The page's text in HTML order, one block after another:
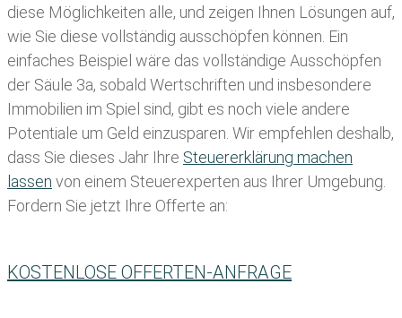
diese Möglichkeiten alle, und zeigen Ihnen Lösungen auf,
wie Sie diese vollständig ausschöpfen können. Ein
einfaches Beispiel wäre das vollständige Ausschöpfen
der Säule 3a, sobald Wertschriften und insbesondere
Immobilien im Spiel sind, gibt es noch viele andere
Potentiale um Geld einzusparen. Wir empfehlen deshalb,
dass Sie dieses Jahr Ihre Steuererklärung machen
lassen von einem Steuerexperten aus Ihrer Umgebung.
Fordern Sie jetzt Ihre Offerte an:
KOSTENLOSE OFFERTEN-ANFRAGE